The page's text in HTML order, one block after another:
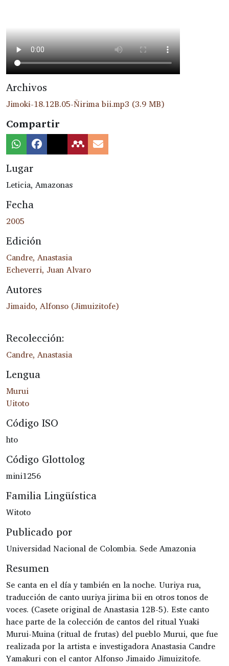
Archivos
Jimokɨ-18.12B.05-Ñirima bii.mp3 (3.9 MB)
Compartir
Lugar
Leticia, Amazonas
Fecha
2005
Edición
Candre, Anastasia
Echeverri, Juan Alvaro
Autores
Jimaido, Alfonso (Jɨmuizɨtofe)
Recolección:
Candre, Anastasia
Lengua
Murui
Uitoto
Código ISO
hto
Código Glottolog
mini1256
Familia Lingüística
Witoto
Publicado por
Universidad Nacional de Colombia. Sede Amazonia
Resumen
Se canta en el día y también en la noche. Uuriya rua,
traducción de canto uuriya jirima bii en otros tonos de
voces. (Casete original de Anastasia 12B-5). Este canto
hace parte de la colección de cantos del ritual Yuakɨ
Murui-Muina (ritual de frutas) del pueblo Murui, que fue
realizada por la artista e investigadora Anastasia Candre
Yamakuri con el cantor Alfonso Jimaido Jɨmuizɨtofe.